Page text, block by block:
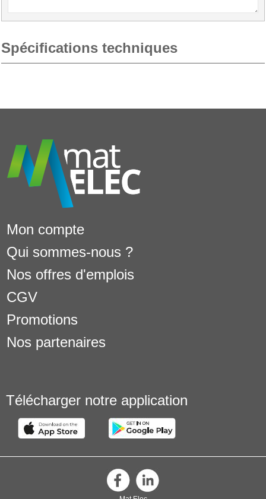
Spécifications techniques
Mon compte
Qui sommes-nous ?
Nos offres d'emplois
CGV
Promotions
Nos partenaires
Télécharger notre application